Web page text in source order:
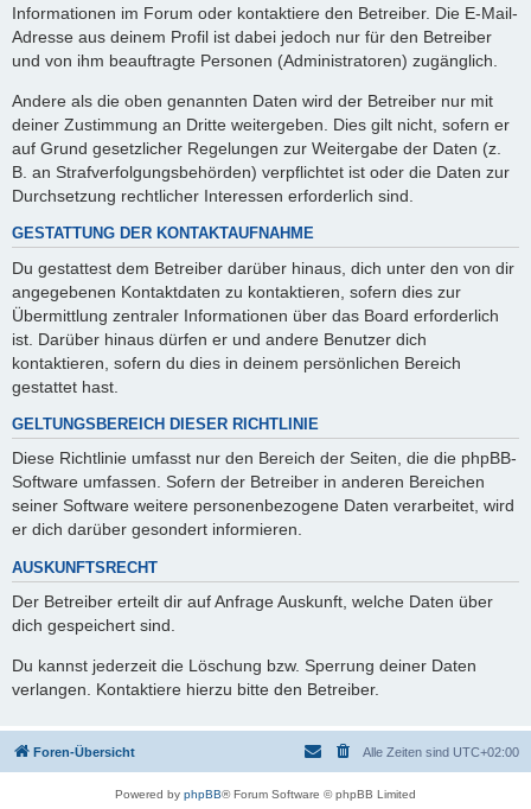
Informationen im Forum oder kontaktiere den Betreiber. Die E-Mail-
Adresse aus deinem Profil ist dabei jedoch nur für den Betreiber
und von ihm beauftragte Personen (Administratoren) zugänglich.
Andere als die oben genannten Daten wird der Betreiber nur mit
deiner Zustimmung an Dritte weitergeben. Dies gilt nicht, sofern er
auf Grund gesetzlicher Regelungen zur Weitergabe der Daten (z.
B. an Strafverfolgungsbehörden) verpflichtet ist oder die Daten zur
Durchsetzung rechtlicher Interessen erforderlich sind.
GESTATTUNG DER KONTAKTAUFNAHME
Du gestattest dem Betreiber darüber hinaus, dich unter den von dir
angegebenen Kontaktdaten zu kontaktieren, sofern dies zur
Übermittlung zentraler Informationen über das Board erforderlich
ist. Darüber hinaus dürfen er und andere Benutzer dich
kontaktieren, sofern du dies in deinem persönlichen Bereich
gestattet hast.
GELTUNGSBEREICH DIESER RICHTLINIE
Diese Richtlinie umfasst nur den Bereich der Seiten, die die phpBB-
Software umfassen. Sofern der Betreiber in anderen Bereichen
seiner Software weitere personenbezogene Daten verarbeitet, wird
er dich darüber gesondert informieren.
AUSKUNFTSRECHT
Der Betreiber erteilt dir auf Anfrage Auskunft, welche Daten über
dich gespeichert sind.
Du kannst jederzeit die Löschung bzw. Sperrung deiner Daten
verlangen. Kontaktiere hierzu bitte den Betreiber.
Foren-Übersicht Alle Zeiten sind UTC+02:00
Powered by phpBB® Forum Software © phpBB Limited